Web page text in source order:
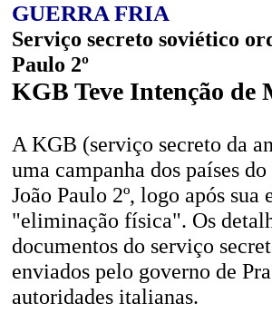
GUERRA FRIA
Serviço secreto soviético
Paulo 2º
KGB Teve Intenção de
A KGB (serviço secreto da
uma campanha dos países
João Paulo 2º, logo após
"eliminação física". Os
documentos do serviço
enviados pelo governo de
autoridades italianas.